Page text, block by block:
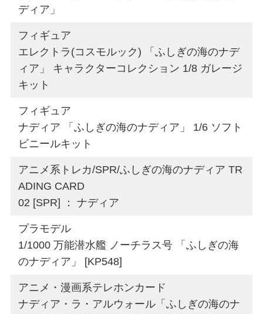
ディア」
フィギュア
エレクトラ(コスモルック) 「ふしぎの海のナデ
ィア」 キャラクターコレクション 1/8 ガレージ
キット
フィギュア
ナディア 「ふしぎの海のナディア」 1/6 ソフト
ビニールキット
アニメ系トレカ/SPR/ふしぎの海のナディア TR
ADING CARD
02 [SPR] ： ナディア
プラモデル
1/1000 万能潜水艦 ノーチラス号 「ふしぎの海
のナディア」 [KP548]
アニメ・漫画系テレホンカード
ナディア・ラ・アルウォール「ふしぎの海のナ